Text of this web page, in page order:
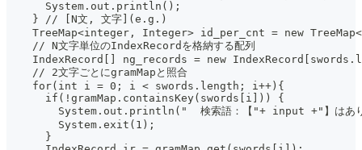
      System.out.println();
    } // [N文, 文字](e.g.)
TreeMap<integer, Integer> id_per_cnt = new
    // N文字単位のIndexRecordを格納する配列
IndexRecord[] ng_records = new
    // 2文字ごとにgramMapと照合
    for(int i = 0; i < swords.length; i++){
      if(!gramMap.containsKey(swords[i])) {
System.out.println("  検索語：【"+ input +"】はあ
        System.exit(1);
      }